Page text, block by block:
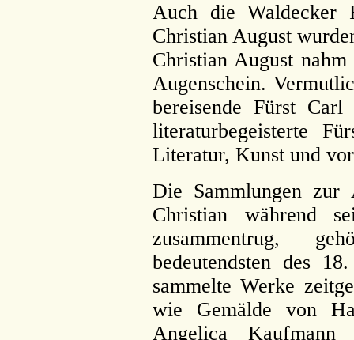
Auch die Waldecker
Christian August
Christian August
Augenschein.
bereisende Fürst
literaturbegeisterte
Literatur, Kunst und
Die Sammlungen
Christian während
zusammentrug,
bedeutendsten des
sammelte Werke
wie Gemälde von
Angelica Kaufmann